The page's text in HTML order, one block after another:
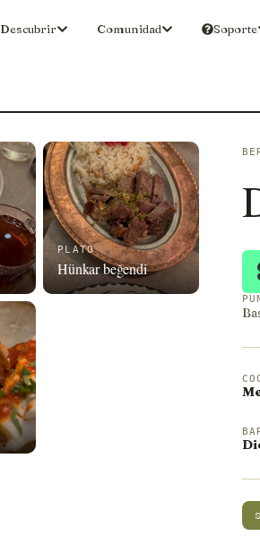
Descubrir Comunidad Soporte
PLATO
Hünkar beğendi